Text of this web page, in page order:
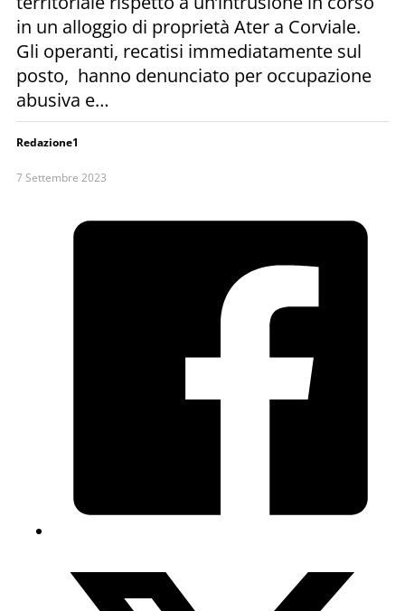
in un alloggio di proprietà Ater a Corviale.
Gli operanti, recatisi immediatamente sul
posto, hanno denunciato per occupazione
abusiva e…
Redazione1
7 Settembre 2023